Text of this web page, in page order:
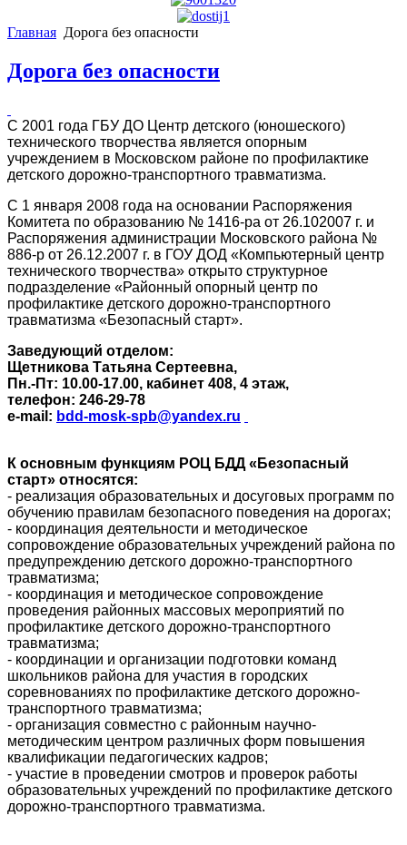
Главная Дорога без опасности
Дорога без опасности
С 2001 года ГБУ ДО Центр детского (юношеского)
технического творчества является опорным
учреждением в Московском районе по профилактике
детского дорожно-транспортного травматизма.
С 1 января 2008 года на основании Распоряжения
Комитета по образованию № 1416-ра от 26.102007 г. и
Распоряжения администрации Московского района №
886-р от 26.12.2007 г. в ГОУ ДОД «Компьютерный центр
технического творчества» открыто структурное
подразделение «Районный опорный центр по
профилактике детского дорожно-транспортного
травматизма «Безопасный старт».
Заведующий отделом:
Щетникова Татьяна Сертеевна,
Пн.-Пт: 10.00-17.00, кабинет 408, 4 этаж,
телефон: 246-29-78
e-mail: bdd-mosk-spb@yandex.ru
К основным функциям РОЦ БДД «Безопасный
старт» относятся:
- реализация образовательных и досуговых программ по
обучению правилам безопасного поведения на дорогах;
- координация деятельности и методическое
сопровождение образовательных учреждений района по
предупреждению детского дорожно-транспортного
травматизма;
- координация и методическое сопровождение
проведения районных массовых мероприятий по
профилактике детского дорожно-транспортного
травматизма;
- координации и организации подготовки команд
школьников района для участия в городских
соревнованиях по профилактике детского дорожно-
транспортного травматизма;
- организация совместно с районным научно-
методическим центром различных форм повышения
квалификации педагогических кадров;
- участие в проведении смотров и проверок работы
образовательных учреждений по профилактике детского
дорожно-транспортного травматизма.